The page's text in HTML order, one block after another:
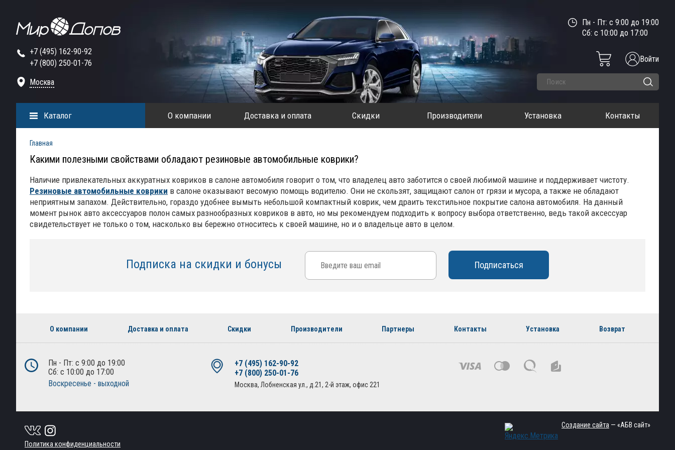
+7 (495) 162-90-92
+7 (800) 250-01-76
Москва
Пн - Пт: с 9:00 до 19:00
Сб: с 10:00 до 17:00
Войти
О компании Доставка и оплата Скидки Производители Установка Контакты
Каталог
Главная
Какими полезными свойствами обладают резиновые автомобильные коврики?
Наличие привлекательных аккуратных ковриков в салоне автомобиля говорит о том, что владелец авто заботится о своей любимой машине и поддерживает чистоту.
Резиновые автомобильные коврики в салоне оказывают весомую помощь водителю. Они не скользят, защищают салон от грязи и мусора, а также не обладают
неприятным запахом. Действительно, гораздо удобнее вымыть небольшой компактный коврик, чем драить текстильное покрытие салона автомобиля. На данный
момент рынок авто аксессуаров полон самых разнообразных ковриков в авто, но мы рекомендуем подходить к вопросу выбора ответственно, ведь такой аксессуар
свидетельствует не только о том, насколько вы бережно относитесь к своей машине, но и о владельце авто в целом.
Подписка на скидки и бонусы
О компании Доставка и оплата Скидки Производители Партнеры Контакты Установка Возврат
Пн - Пт: с 9:00 до 19:00
Сб: с 10:00 до 17:00
Воскресенье - выходной
+7 (495) 162-90-92
+7 (800) 250-01-76
Москва, Лобненская ул., д.21, 2-й этаж, офис 221
Политика конфиденциальности
Создание сайта — «АБВ сайт»